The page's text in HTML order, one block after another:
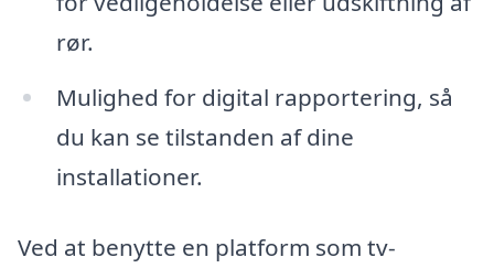
rør.
Mulighed for digital rapportering, så
du kan se tilstanden af dine
installationer.
Ved at benytte en platform som tv-